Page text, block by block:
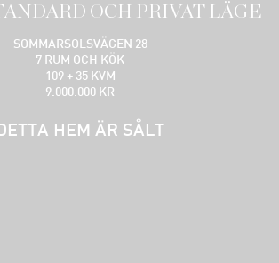
OCH PRIVAT LÄGE
SOMMARSOLSVÄGEN 28
7 RUM OCH KÖK
109 + 35 KVM
9.000.000 KR
DETTA HEM ÄR SÅLT